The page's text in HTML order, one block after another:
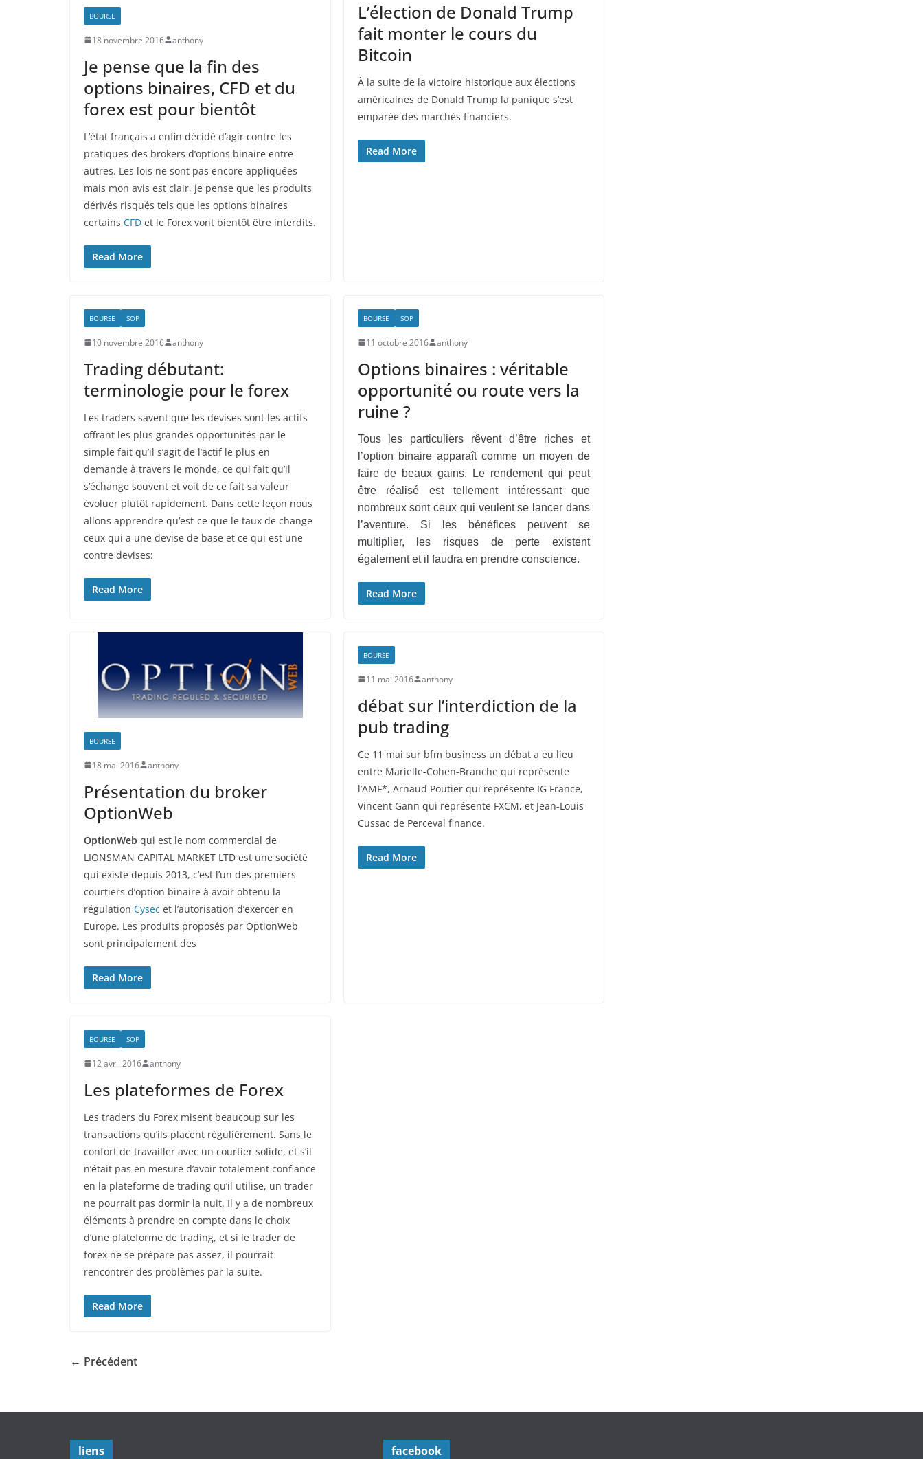
BOURSE
18 novembre 2016 anthony
Je pense que la fin des
options binaires, CFD et du
forex est pour bientôt
L’état français a enfin décidé d’agir contre les
pratiques des brokers d’options binaire entre
autres. Les lois ne sont pas encore appliquées
mais mon avis est clair, je pense que les produits
dérivés risqués tels que les options binaires
certains CFD et le Forex vont bientôt être interdits.
Read More
L’élection de Donald Trump
fait monter le cours du
Bitcoin
À la suite de la victoire historique aux élections
américaines de Donald Trump la panique s’est
emparée des marchés financiers.
Read More
BOURSE SOP
10 novembre 2016 anthony
Trading débutant:
terminologie pour le forex
Les traders savent que les devises sont les actifs
offrant les plus grandes opportunités par le
simple fait qu’il s’agit de l’actif le plus en
demande à travers le monde, ce qui fait qu’il
s’échange souvent et voit de ce fait sa valeur
évoluer plutôt rapidement. Dans cette leçon nous
allons apprendre qu’est-ce que le taux de change
ceux qui a une devise de base et ce qui est une
contre devises:
Read More
BOURSE SOP
11 octobre 2016 anthony
Options binaires : véritable
opportunité ou route vers la
ruine ?
Tous les particuliers rêvent d’être riches et
l’option binaire apparaît comme un moyen de
faire de beaux gains. Le rendement qui peut
être réalisé est tellement intéressant que
nombreux sont ceux qui veulent se lancer dans
l’aventure. Si les bénéfices peuvent se
multiplier, les risques de perte existent
également et il faudra en prendre conscience.
Read More
BOURSE
18 mai 2016 anthony
Présentation du broker
OptionWeb
OptionWeb qui est le nom commercial de
LIONSMAN CAPITAL MARKET LTD est une société
qui existe depuis 2013, c’est l’un des premiers
courtiers d’option binaire à avoir obtenu la
régulation Cysec et l’autorisation d’exercer en
Europe. Les produits proposés par OptionWeb
sont principalement des
Read More
BOURSE
11 mai 2016 anthony
débat sur l’interdiction de la
pub trading
Ce 11 mai sur bfm business un débat a eu lieu
entre Marielle-Cohen-Branche qui représente
l’AMF*, Arnaud Poutier qui représente IG France,
Vincent Gann qui représente FXCM, et Jean-Louis
Cussac de Perceval finance.
Read More
BOURSE SOP
12 avril 2016 anthony
Les plateformes de Forex
Les traders du Forex misent beaucoup sur les
transactions qu’ils placent régulièrement. Sans le
confort de travailler avec un courtier solide, et s’il
n’était pas en mesure d’avoir totalement confiance
en la plateforme de trading qu’il utilise, un trader
ne pourrait pas dormir la nuit. Il y a de nombreux
éléments à prendre en compte dans le choix
d’une plateforme de trading, et si le trader de
forex ne se prépare pas assez, il pourrait
rencontrer des problèmes par la suite.
Read More
← Précédent
liens facebook